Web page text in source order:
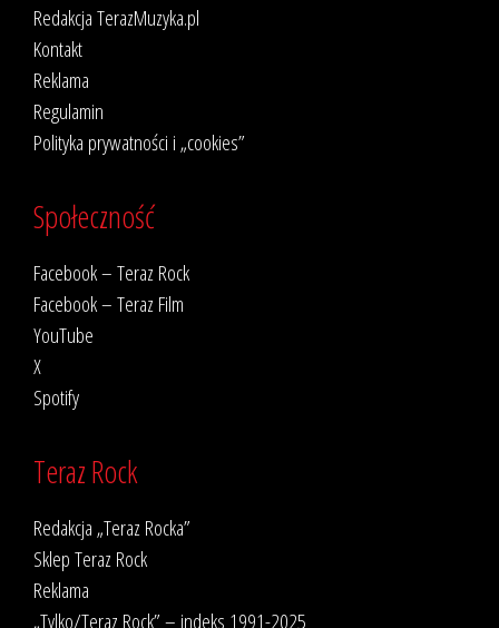
Redakcja TerazMuzyka.pl
Kontakt
Reklama
Regulamin
Polityka prywatności i „cookies”
Społeczność
Facebook – Teraz Rock
Facebook – Teraz Film
YouTube
X
Spotify
Teraz Rock
Redakcja „Teraz Rocka”
Sklep Teraz Rock
Reklama
„Tylko/Teraz Rock” – indeks 1991-2025